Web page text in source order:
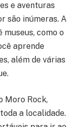
e aventuras
são inúmeras. A
como o
aprende
além de várias
Moro Rock,
a localidade.